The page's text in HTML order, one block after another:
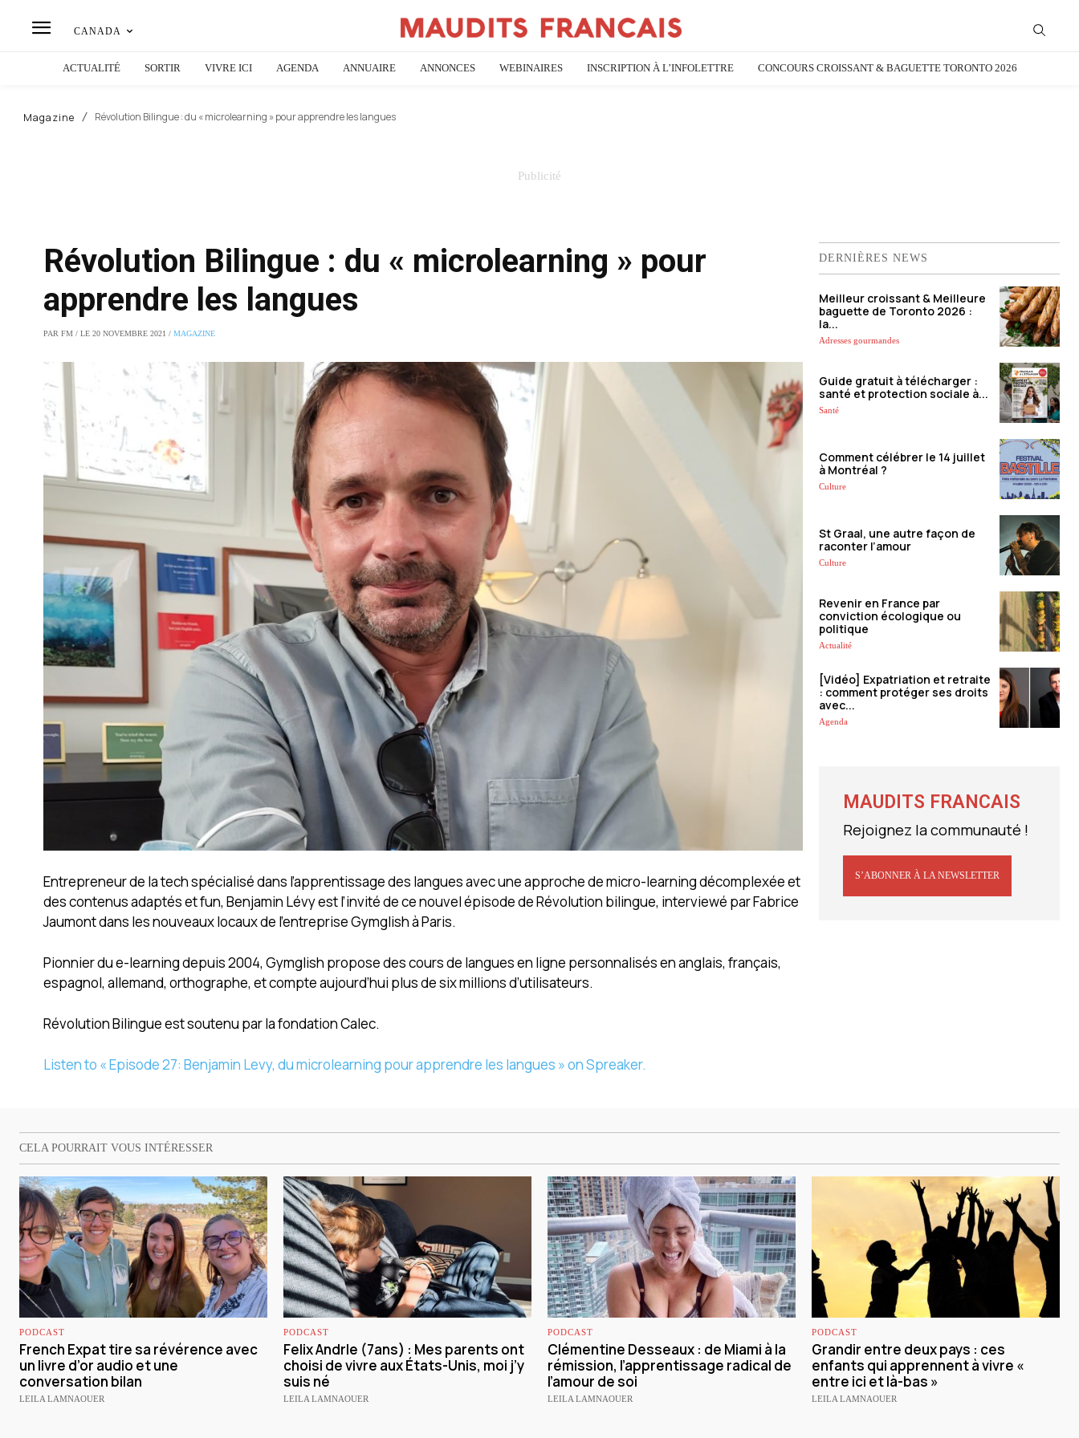
CANADA
ACTUALITÉ SORTIR VIVRE ICI AGENDA ANNUAIRE ANNONCES WEBINAIRES INSCRIPTION À L’INFOLETTRE CONCOURS CROISSANT & BAGUETTE TORONTO 2026
Magazine Révolution Bilingue : du « microlearning » pour apprendre les langues
Révolution Bilingue : du « microlearning » pour
apprendre les langues
PAR FM / LE 20 NOVEMBRE 2021 / MAGAZINE
Entrepreneur de la tech spécialisé dans l’apprentissage des langues avec une approche de micro-learning décomplexée et
des contenus adaptés et fun, Benjamin Lévy est l’invité de ce nouvel épisode de Révolution bilingue, interviewé par Fabrice
Jaumont dans les nouveaux locaux de l’entreprise Gymglish à Paris.
Pionnier du e-learning depuis 2004, Gymglish propose des cours de langues en ligne personnalisés en anglais, français,
espagnol, allemand, orthographe, et compte aujourd’hui plus de six millions d’utilisateurs.
Révolution Bilingue est soutenu par la fondation Calec.
Listen to « Episode 27: Benjamin Levy, du microlearning pour apprendre les langues » on Spreaker.
DERNIÈRES NEWS
Meilleur croissant & Meilleure
baguette de Toronto 2026 :
la...
Adresses gourmandes
Guide gratuit à télécharger :
santé et protection sociale à...
Santé
Comment célébrer le 14 juillet
à Montréal ?
Culture
St Graal, une autre façon de
raconter l’amour
Culture
Revenir en France par
conviction écologique ou
politique
Actualité
[Vidéo] Expatriation et retraite
: comment protéger ses droits
avec...
Agenda
MAUDITS FRANCAIS
Rejoignez la communauté !
S’ABONNER À LA NEWSLETTER
CELA POURRAIT VOUS INTÉRESSER
PODCAST
French Expat tire sa révérence avec
un livre d’or audio et une
conversation bilan
LEILA LAMNAOUER
PODCAST
Felix Andrle (7ans) : Mes parents ont
choisi de vivre aux États-Unis, moi j’y
suis né
LEILA LAMNAOUER
PODCAST
Clémentine Desseaux : de Miami à la
rémission, l’apprentissage radical de
l’amour de soi
LEILA LAMNAOUER
PODCAST
Grandir entre deux pays : ces
enfants qui apprennent à vivre «
entre ici et là-bas »
LEILA LAMNAOUER